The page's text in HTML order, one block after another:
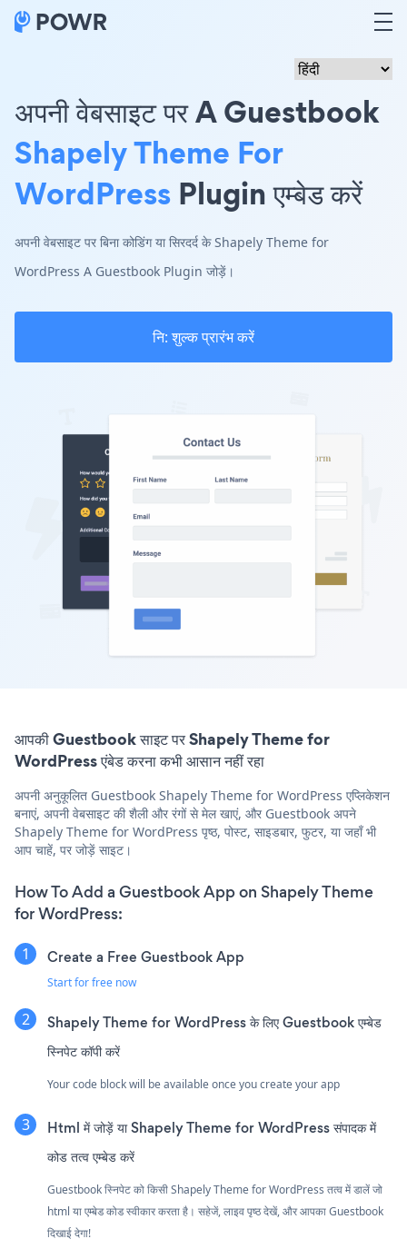
अपनी वेबसाइट पर A Guestbook
Shapely Theme For
WordPress Plugin एम्बेड करें
अपनी वेबसाइट पर बिना कोडिंग या सिरदर्द के Shapely Theme for
WordPress A Guestbook Plugin जोड़ें।
नि: शुल्क प्रारंभ करें
आपकी Guestbook साइट पर Shapely Theme for
WordPress एंबेड करना कभी आसान नहीं रहा
अपनी अनुकूलित Guestbook Shapely Theme for WordPress एप्लिकेशन
बनाएं, अपनी वेबसाइट की शैली और रंगों से मेल खाएं, और Guestbook अपने
Shapely Theme for WordPress पृष्ठ, पोस्ट, साइडबार, फुटर, या जहाँ भी
आप चाहें, पर जोड़ें साइट।
How To Add a Guestbook App on Shapely Theme
for WordPress:
Create a Free Guestbook App
Start for free now
Shapely Theme for WordPress के लिए Guestbook एम्बेड
स्निपेट कॉपी करें
Your code block will be available once you create your app
Html में जोड़ें या Shapely Theme for WordPress संपादक में
कोड तत्व एम्बेड करें
Guestbook स्निपेट को किसी Shapely Theme for WordPress तत्व में डालें जो
html या एम्बेड कोड स्वीकार करता है। सहेजें, लाइव पृष्ठ देखें, और आपका Guestbook
दिखाई देगा!